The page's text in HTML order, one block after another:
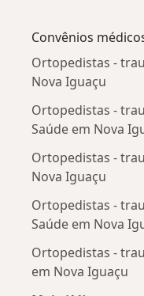
Convênios
Ortopedistas -
Nova Iguaçu
Ortopedistas -
Saúde em Nova
Ortopedistas -
Nova Iguaçu
Ortopedistas -
Saúde em Nova
Ortopedistas -
em Nova Iguaçu